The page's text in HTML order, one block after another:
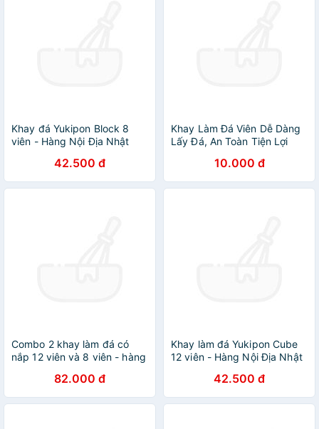
Khay đá Yukipon Block 8
viên - Hàng Nội Địa Nhật
42.500 đ
Khay Làm Đá Viên Dễ Dàng
Lấy Đá, An Toàn Tiện Lợi
10.000 đ
Combo 2 khay làm đá có
nắp 12 viên và 8 viên - hàng
82.000 đ
Khay làm đá Yukipon Cube
12 viên - Hàng Nội Địa Nhật
42.500 đ